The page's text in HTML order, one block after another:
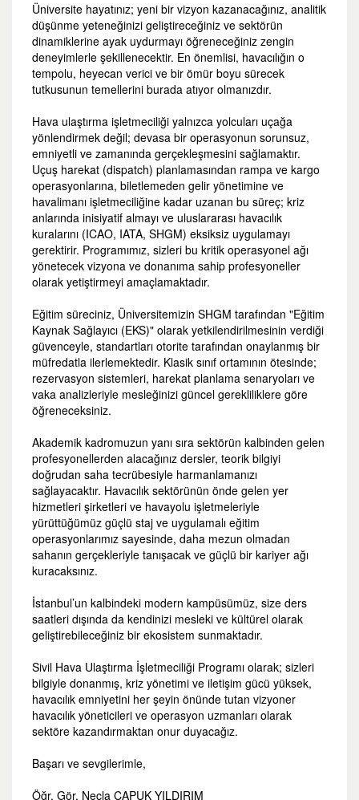
Üniversite hayatınız; yeni bir vizyon kazanacağınız, analitik
düşünme yeteneğinizi geliştireceğiniz ve sektörün
dinamiklerine ayak uydurmayı öğreneceğiniz zengin
deneyimlerle şekillenecektir. En önemlisi, havacılığın o
tempolu, heyecan verici ve bir ömür boyu sürecek
tutkusunun temellerini burada atıyor olmanızdır.
Hava ulaştırma işletmeciliği yalnızca yolcuları uçağa
yönlendirmek değil; devasa bir operasyonun sorunsuz,
emniyetli ve zamanında gerçekleşmesini sağlamaktır.
Uçuş harekat (dispatch) planlamasından rampa ve kargo
operasyonlarına, biletlemeden gelir yönetimine ve
havalimanı işletmeciliğine kadar uzanan bu süreç; kriz
anlarında inisiyatif almayı ve uluslararası havacılık
kuralarını (ICAO, IATA, SHGM) eksiksiz uygulamayı
gerektirir. Programımız, sizleri bu kritik operasyonel ağı
yönetecek vizyona ve donanıma sahip profesyoneller
olarak yetiştirmeyi amaçlamaktadır.
Eğitim süreciniz, Üniversitemizin SHGM tarafından "Eğitim
Kaynak Sağlayıcı (EKS)" olarak yetkilendirilmesinin verdiği
güvenceyle, standartları otorite tarafından onaylanmış bir
müfredatla ilerlemektedir. Klasik sınıf ortamının ötesinde;
rezervasyon sistemleri, harekat planlama senaryoları ve
vaka analizleriyle mesleğinizi güncel gerekliliklere göre
öğreneceksiniz.
Akademik kadromuzun yanı sıra sektörün kalbinden gelen
profesyonellerden alacağınız dersler, teorik bilgiyi
doğrudan saha tecrübesiyle harmanlamanızı
sağlayacaktır. Havacılık sektörünün önde gelen yer
hizmetleri şirketleri ve havayolu işletmeleriyle
yürüttüğümüz güçlü staj ve uygulamalı eğitim
operasyonlarımız sayesinde, daha mezun olmadan
sahanın gerçekleriyle tanışacak ve güçlü bir kariyer ağı
kuracaksınız.
İstanbul’un kalbindeki modern kampüsümüz, size ders
saatleri dışında da kendinizi mesleki ve kültürel olarak
geliştirebileceğiniz bir ekosistem sunmaktadır.
Sivil Hava Ulaştırma İşletmeciliği Programı olarak; sizleri
bilgiyle donanmış, kriz yönetimi ve iletişim gücü yüksek,
havacılık emniyetini her şeyin önünde tutan vizyoner
havacılık yöneticileri ve operasyon uzmanları olarak
sektöre kazandırmaktan onur duyacağız.
Başarı ve sevgilerimle,
Öğr. Gör. Necla ÇAPUK YILDIRIM